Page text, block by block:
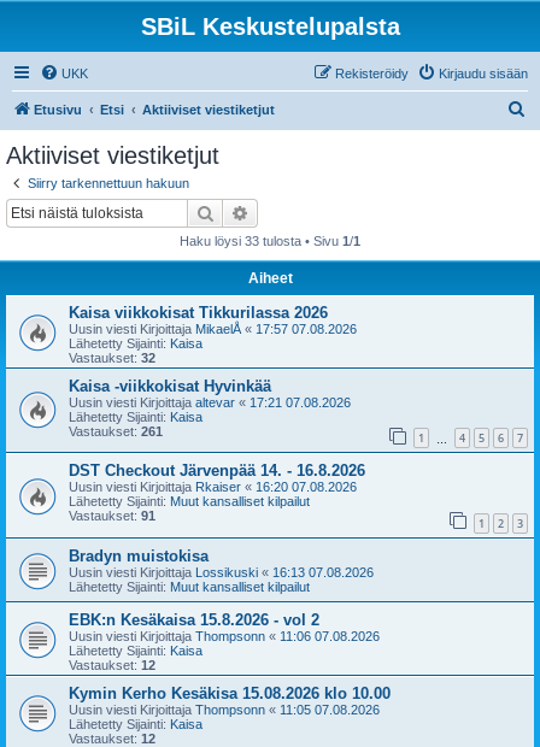
SBiL Keskustelupalsta
UKK Kirjaudu sisään
Rekisteröidy
Etusivu Etsi Aktiiviset viestiketjut
Aktiiviset viestiketjut
Siirry tarkennettuun hakuun
Etsi
Haku löysi 33 tulosta • Sivu 1/1
Aiheet
Kaisa viikkokisat Tikkurilassa 2026
Uusin viesti Kirjoittaja MikaelÅ « 17:57 07.08.2026
Lähetetty Sijainti: Kaisa
Vastaukset: 32
Kaisa -viikkokisat Hyvinkää
Uusin viesti Kirjoittaja altevar « 17:21 07.08.2026
Lähetetty Sijainti: Kaisa
Vastaukset: 261 1 4 5 6 7
DST Checkout Järvenpää 14. - 16.8.2026
Uusin viesti Kirjoittaja Rkaiser « 16:20 07.08.2026
Lähetetty Sijainti: Muut kansalliset kilpailut
Vastaukset: 91 1 2 3
Bradyn muistokisa
Uusin viesti Kirjoittaja Lossikuski « 16:13 07.08.2026
Lähetetty Sijainti: Muut kansalliset kilpailut
EBK:n Kesäkaisa 15.8.2026 - vol 2
Uusin viesti Kirjoittaja Thompsonn « 11:06 07.08.2026
Lähetetty Sijainti: Kaisa
Vastaukset: 12
Kymin Kerho Kesäkisa 15.08.2026 klo 10.00
Uusin viesti Kirjoittaja Thompsonn « 11:05 07.08.2026
Lähetetty Sijainti: Kaisa
Vastaukset: 12